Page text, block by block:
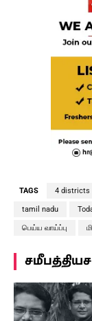
TAGS 4 districts
tamil nadu
பெய்ய வாய்ப்பு